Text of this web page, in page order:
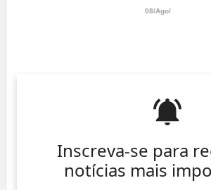
Inscreva-se para
notícias mais
08/Ago/